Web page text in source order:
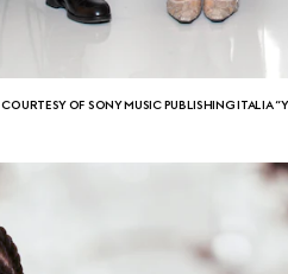
COURTESY OF SONY MUSIC PUBLISHING ITALIA